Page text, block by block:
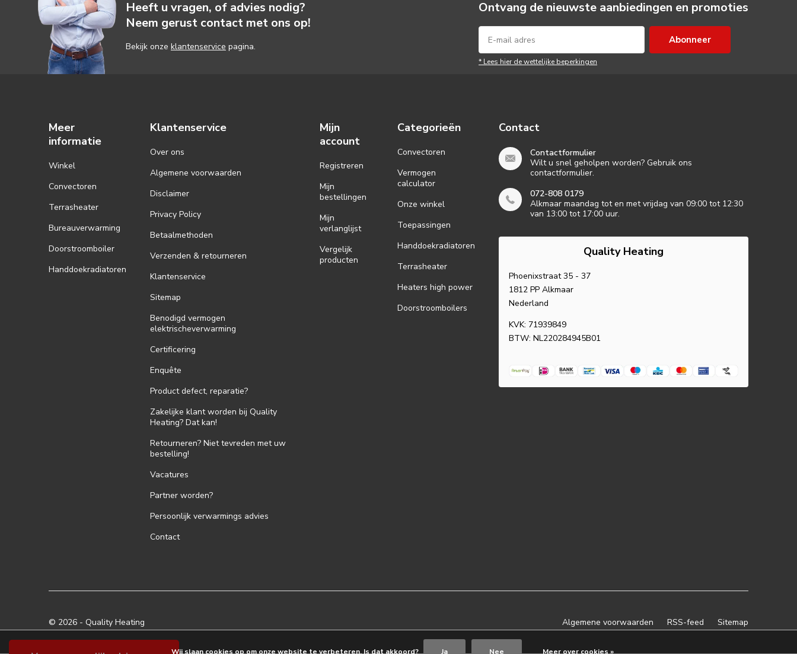
Heeft u vragen, of advies nodig?
Neem gerust contact met ons op!
Bekijk onze klantenservice pagina.
Ontvang de nieuwste aanbiedingen en promoties
Abonneer
* Lees hier de wettelijke beperkingen
Meer
informatie
Winkel
Convectoren
Terrasheater
Bureauverwarming
Doorstroomboiler
Handdoekradiatoren
Klantenservice
Over ons
Algemene voorwaarden
Disclaimer
Privacy Policy
Betaalmethoden
Verzenden & retourneren
Klantenservice
Sitemap
Benodigd vermogen
elektrischeverwarming
Certificering
Enquête
Product defect, reparatie?
Zakelijke klant worden bij Quality
Heating? Dat kan!
Retourneren? Niet tevreden met uw
bestelling!
Vacatures
Partner worden?
Persoonlijk verwarmings advies
Contact
Mijn
account
Registreren
Mijn
bestellingen
Mijn
verlanglijst
Vergelijk
producten
Categorieën
Convectoren
Vermogen
calculator
Onze winkel
Toepassingen
Handdoekradiatoren
Terrasheater
Heaters high power
Doorstroomboilers
Contact
Contactformulier
Wilt u snel geholpen worden? Gebruik ons
contactformulier.
072-808 0179
Alkmaar maandag tot en met vrijdag van 09:00 tot 12:30
van 13:00 tot 17:00 uur.
Quality Heating
Phoenixstraat 35 - 37
1812 PP Alkmaar
Nederland
KVK: 71939849
BTW: NL220284945B01
© 2026 - Quality Heating Algemene voorwaarden RSS-feed Sitemap
Wij slaan cookies op om onze website te verbeteren. Is dat akkoord? Ja Nee Meer over cookies »